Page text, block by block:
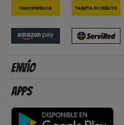
Transferencia Tarjeta de crédito
Envío
Apps